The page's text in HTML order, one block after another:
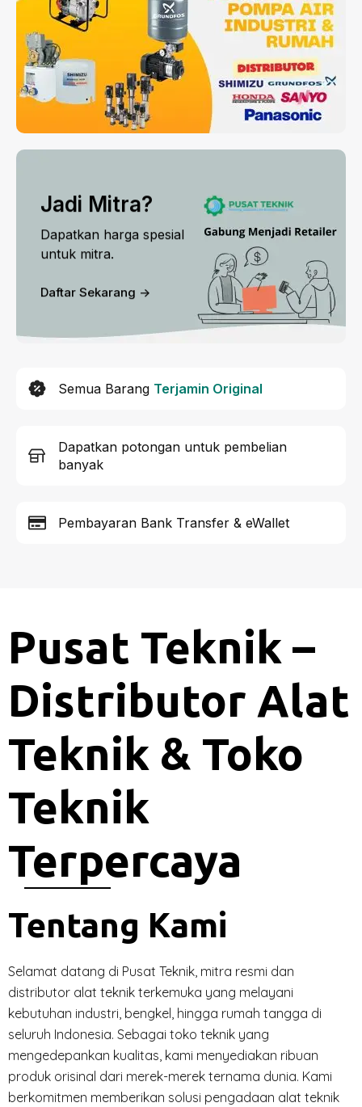
Jadi Mitra?
Dapatkan harga spesial
untuk mitra.
Daftar Sekarang ->
Semua Barang Terjamin Original
Dapatkan potongan untuk pembelian
banyak
Pembayaran Bank Transfer & eWallet
Pusat Teknik –
Distributor Alat
Teknik & Toko
Teknik
Terpercaya
Tentang Kami
Selamat datang di Pusat Teknik, mitra resmi dan
distributor alat teknik terkemuka yang melayani
kebutuhan industri, bengkel, hingga rumah tangga di
seluruh Indonesia. Sebagai toko teknik yang
mengedepankan kualitas, kami menyediakan ribuan
produk orisinal dari merek-merek ternama dunia. Kami
berkomitmen memberikan solusi pengadaan alat teknik